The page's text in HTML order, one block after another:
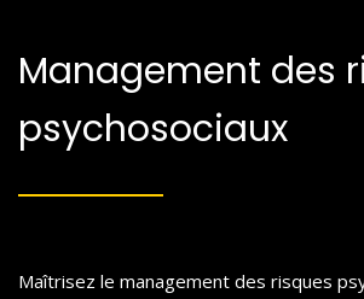
Management des
psychosociaux
Maîtrisez le management des risques